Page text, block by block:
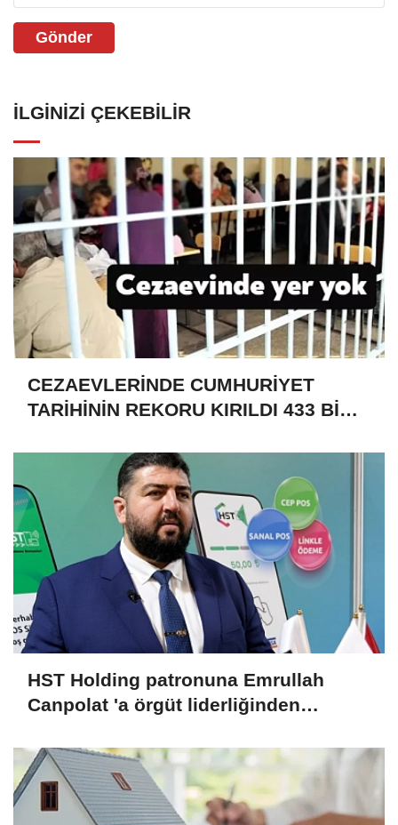
Gönder
İLGINIZI ÇEKEBILIR
CEZAEVLERİNDE CUMHURİYET
TARİHİNİN REKORU KIRILDI 433 BİN
HST Holding patronuna Emrullah
Canpolat 'a örgüt liderliğinden
malvarlığına el konuldu